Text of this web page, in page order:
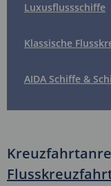
Luxusflussschiffe
Klassische
AIDA Schiffe &